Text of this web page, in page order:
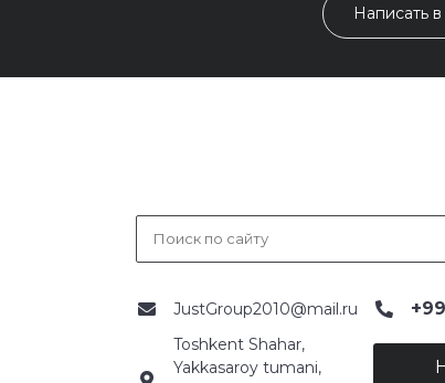
Написать
JustGroup2010@mail.ru
Toshkent Shahar,
Yakkasaroy tumani,